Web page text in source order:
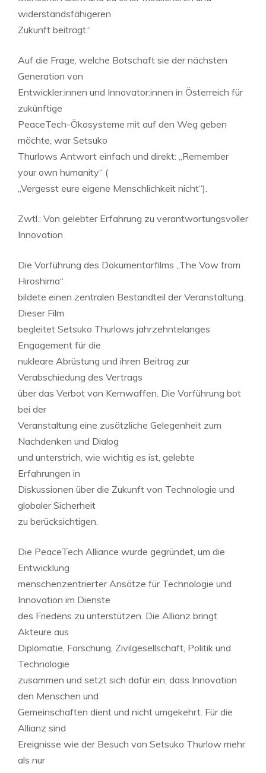
widerstandsfähigeren
Zukunft beiträgt.“
Auf die Frage, welche Botschaft sie der nächsten
Generation von
Entwickler:innen und Innovator:innen in Österreich für
zukünftige
PeaceTech-Ökosysteme mit auf den Weg geben
möchte, war Setsuko
Thurlows Antwort einfach und direkt: „Remember
your own humanity“ (
„Vergesst eure eigene Menschlichkeit nicht“).
Zwtl.: Von gelebter Erfahrung zu verantwortungsvoller
Innovation
Die Vorführung des Dokumentarfilms „The Vow from
Hiroshima“
bildete einen zentralen Bestandteil der Veranstaltung.
Dieser Film
begleitet Setsuko Thurlows jahrzehntelanges
Engagement für die
nukleare Abrüstung und ihren Beitrag zur
Verabschiedung des Vertrags
über das Verbot von Kernwaffen. Die Vorführung bot
bei der
Veranstaltung eine zusätzliche Gelegenheit zum
Nachdenken und Dialog
und unterstrich, wie wichtig es ist, gelebte
Erfahrungen in
Diskussionen über die Zukunft von Technologie und
globaler Sicherheit
zu berücksichtigen.
Die PeaceTech Alliance wurde gegründet, um die
Entwicklung
menschenzentrierter Ansätze für Technologie und
Innovation im Dienste
des Friedens zu unterstützen. Die Allianz bringt
Akteure aus
Diplomatie, Forschung, Zivilgesellschaft, Politik und
Technologie
zusammen und setzt sich dafür ein, dass Innovation
den Menschen und
Gemeinschaften dient und nicht umgekehrt. Für die
Allianz sind
Ereignisse wie der Besuch von Setsuko Thurlow mehr
als nur